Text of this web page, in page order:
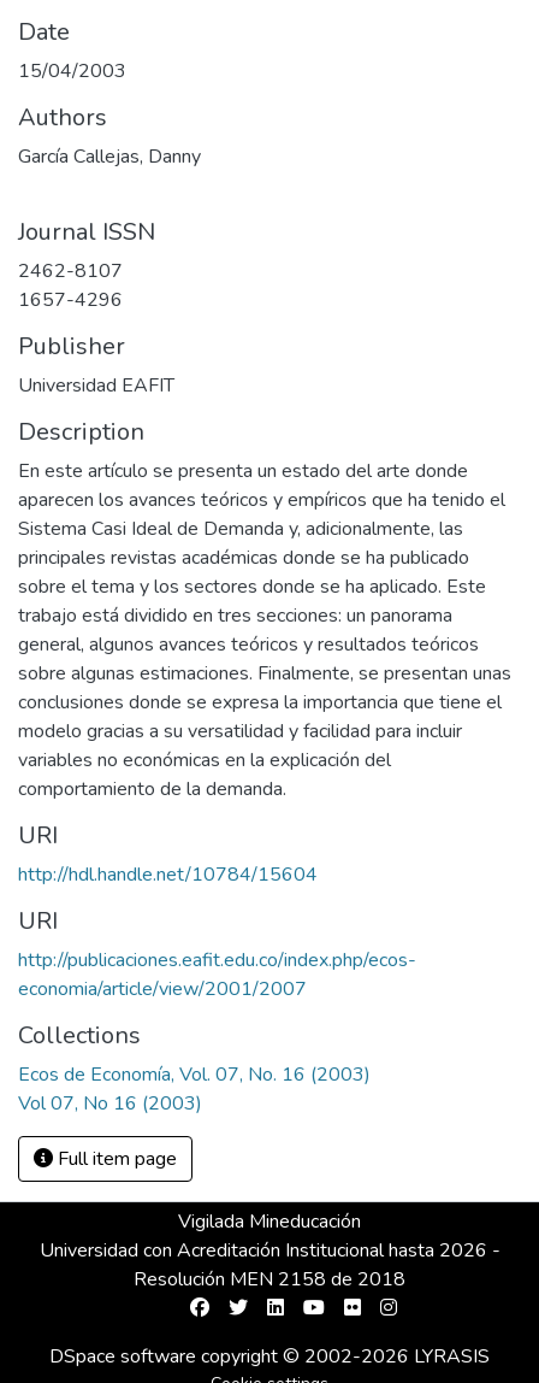
Date
15/04/2003
Authors
García Callejas, Danny
Journal ISSN
2462-8107
1657-4296
Publisher
Universidad EAFIT
Description
En este artículo se presenta un estado del arte donde
aparecen los avances teóricos y empíricos que ha tenido el
Sistema Casi Ideal de Demanda y, adicionalmente, las
principales revistas académicas donde se ha publicado
sobre el tema y los sectores donde se ha aplicado. Este
trabajo está dividido en tres secciones: un panorama
general, algunos avances teóricos y resultados teóricos
sobre algunas estimaciones. Finalmente, se presentan unas
conclusiones donde se expresa la importancia que tiene el
modelo gracias a su versatilidad y facilidad para incluir
variables no económicas en la explicación del
comportamiento de la demanda.
URI
http://hdl.handle.net/10784/15604
URI
http://publicaciones.eafit.edu.co/index.php/ecos-
economia/article/view/2001/2007
Collections
Ecos de Economía, Vol. 07, No. 16 (2003)
Vol 07, No 16 (2003)
Full item page
Vigilada Mineducación
Universidad con Acreditación Institucional hasta 2026 -
Resolución MEN 2158 de 2018
DSpace software copyright © 2002-2026 LYRASIS